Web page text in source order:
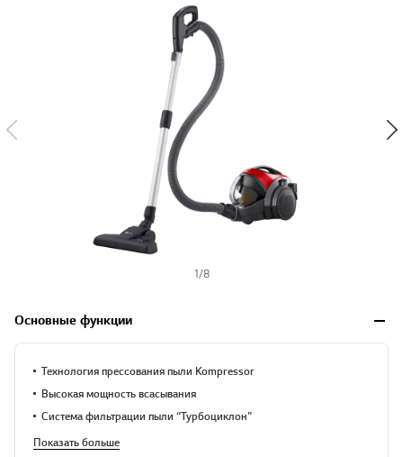
1/8
Основные функции
Технология прессования пыли Kompressor
Высокая мощность всасывания
Система фильтрации пыли “Турбоциклон”
Показать больше